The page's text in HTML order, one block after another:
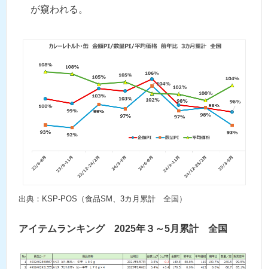
が窺われる。
出典：KSP-POS（食品SM、3カ月累計 全国）
アイテムランキング 2025年３～5月累計 全国